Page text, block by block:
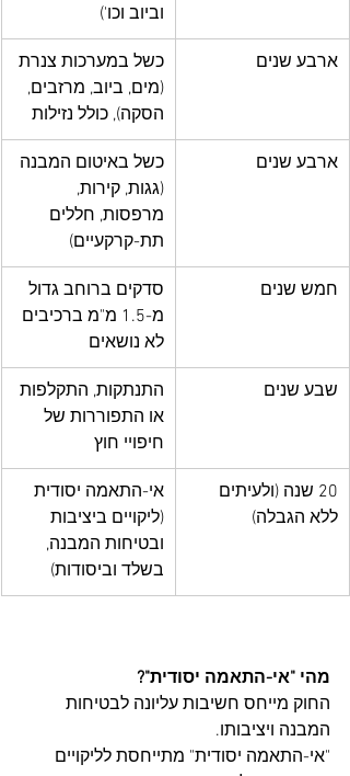
וביוב וכו')
ארבע שנים
כשל במערכות צנרת
(מים, ביוב, מרזבים,
הסקה), כולל נזילות
ארבע שנים
כשל באיטום המבנה
(גגות, קירות,
מרפסות, חללים
תת-קרקעיים)
חמש שנים
סדקים ברוחב גדול
מ-1.5 מ"מ ברכיבים
לא נושאים
שבע שנים
התנתקות, התקלפות
או התפוררות של
חיפויי חוץ
20 שנה (ולעיתים
ללא הגבלה)
אי-התאמה יסודית
(ליקויים ביציבות
ובטיחות המבנה,
בשלד וביסודות)
מהי "אי-התאמה יסודית"?
החוק מייחס חשיבות עליונה לבטיחות
המבנה ויציבותו.
"אי-התאמה יסודית" מתייחסת לליקויים